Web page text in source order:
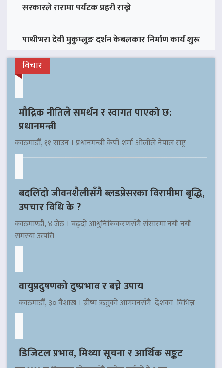
सरकारले रारामा पर्यटक प्रहरी राख्ने
पाथीभरा देवी मुकुम्लुङ दर्शन केबलकार निर्माण कार्य शुरू
विचार
मौद्रिक नीतिले समर्थन र स्वागत पाएको छ:
प्रधानमन्त्री
काठमाडौँ, ११ साउन । प्रधानमन्त्री केपी शर्मा ओलीले नेपाल राष्ट्र
बदलिँदो जीवनशैलीसँगै ब्लडप्रेसरका विरामीमा बृद्धि,
उपचार विधि के ?
काठमाण्डौ, ४ जेठ । बढ्दो आधुनिकिकरणसँगै संसारमा नयाँ नयाँ
समस्या उत्पत्ति
वायुप्रदुषणको दुष्प्रभाव र बच्ने उपाय
काठमाडौँ, ३० वैशाख । ग्रीष्म ऋतुको आगमनसँगै देशका विभिन्न
डिजिटल प्रभाव, मिथ्या सूचना र आर्थिक सङ्कट